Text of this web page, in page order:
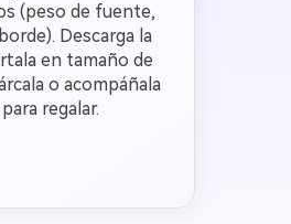
(peso de fuente,
Descarga la
en tamaño de
o acompáñala
regalar.